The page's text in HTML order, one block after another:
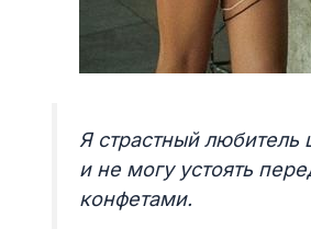
Я страстный любитель
и не могу устоять
конфетами.